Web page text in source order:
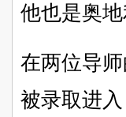
他也是奥地
在两位导
被录取进